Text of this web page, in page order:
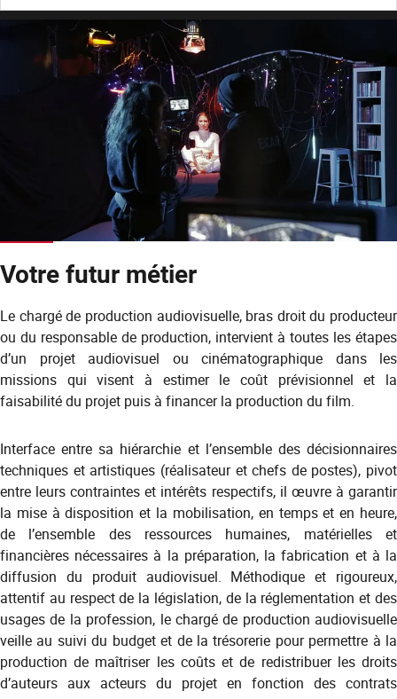
Votre futur métier
Le chargé de production audiovisuelle, bras droit du producteur
ou du responsable de production, intervient à toutes les étapes
d’un projet audiovisuel ou cinématographique dans les
missions qui visent à estimer le coût prévisionnel et la
faisabilité du projet puis à financer la production du film.
Interface entre sa hiérarchie et l’ensemble des décisionnaires
techniques et artistiques (réalisateur et chefs de postes), pivot
entre leurs contraintes et intérêts respectifs, il œuvre à garantir
la mise à disposition et la mobilisation, en temps et en heure,
de l’ensemble des ressources humaines, matérielles et
financières nécessaires à la préparation, la fabrication et à la
diffusion du produit audiovisuel. Méthodique et rigoureux,
attentif au respect de la législation, de la réglementation et des
usages de la profession, le chargé de production audiovisuelle
veille au suivi du budget et de la trésorerie pour permettre à la
production de maîtriser les coûts et de redistribuer les droits
d’auteurs aux acteurs du projet en fonction des contrats